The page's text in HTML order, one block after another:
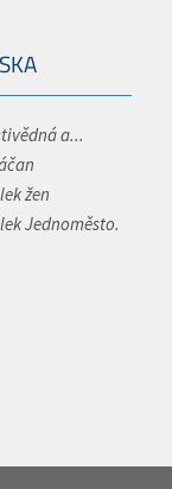
a...
žen
Jednoměsto.